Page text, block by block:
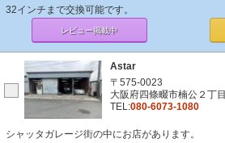
32インチまで交換可能です。
レビュー掲載中
Astar
〒575-0023
大阪府四條畷市楠公２丁目
TEL:080-6073-1080
シャッタガレージ街の中にお店があります。